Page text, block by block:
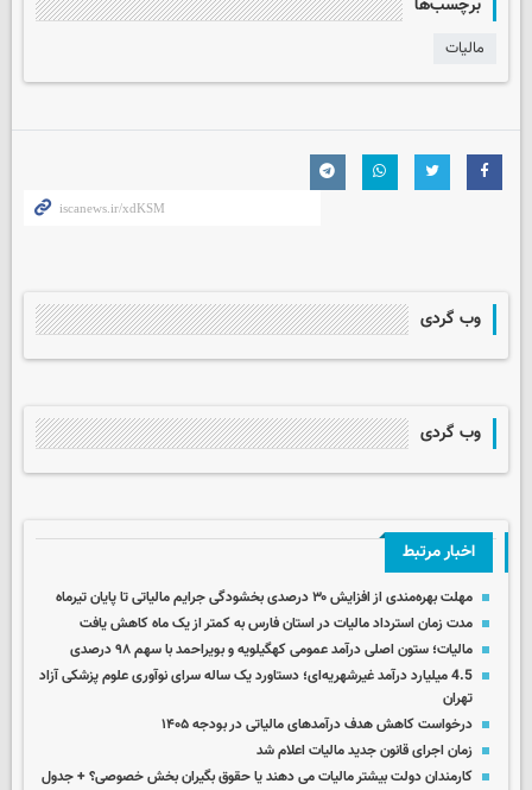
برچسب‌ها
مالیات
وب گردی
وب گردی
اخبار مرتبط
مهلت بهره‌مندی از افزایش ۳۰ درصدی بخشودگی جرایم مالیاتی تا پایان تیرماه
مدت زمان استرداد مالیات در استان فارس به کمتر از یک ماه کاهش یافت
مالیات؛ ستون اصلی درآمد عمومی کهگیلویه و بویراحمد با سهم ۹۸ درصدی
4.5 میلیارد درآمد غیرشهریه‌ای؛ دستاورد یک ساله سرای نوآوری علوم پزشکی آزاد
تهران
درخواست کاهش هدف درآمدهای مالیاتی در بودجه ۱۴۰۵
زمان اجرای قانون جدید مالیات اعلام شد
کارمندان دولت بیشتر مالیات می دهند یا حقوق بگیران بخش خصوصی؟ + جدول